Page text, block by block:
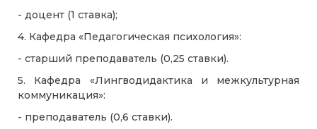
- доцент (1 ставка);
4. Кафедра «Педагогическая психология»:
- старший преподаватель (0,25 ставки).
5. Кафедра «Лингводидактика и межкультурная
коммуникация»:
- преподаватель (0,6 ставки).